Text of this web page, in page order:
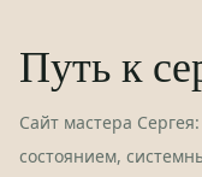
Путь к
Сайт мастера
состоянием,